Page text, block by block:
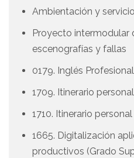
Ambientación y
Proyecto intermodular
escenografías y fallas
0179. Inglés
1709. Itinerario
1710. Itinerario
1665. Digitalización
productivos (Grado